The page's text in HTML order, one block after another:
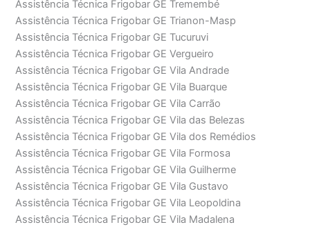
Assistência Técnica Frigobar GE Tremembé
Assistência Técnica Frigobar GE Trianon-Masp
Assistência Técnica Frigobar GE Tucuruvi
Assistência Técnica Frigobar GE Vergueiro
Assistência Técnica Frigobar GE Vila Andrade
Assistência Técnica Frigobar GE Vila Buarque
Assistência Técnica Frigobar GE Vila Carrão
Assistência Técnica Frigobar GE Vila das Belezas
Assistência Técnica Frigobar GE Vila dos Remédios
Assistência Técnica Frigobar GE Vila Formosa
Assistência Técnica Frigobar GE Vila Guilherme
Assistência Técnica Frigobar GE Vila Gustavo
Assistência Técnica Frigobar GE Vila Leopoldina
Assistência Técnica Frigobar GE Vila Madalena